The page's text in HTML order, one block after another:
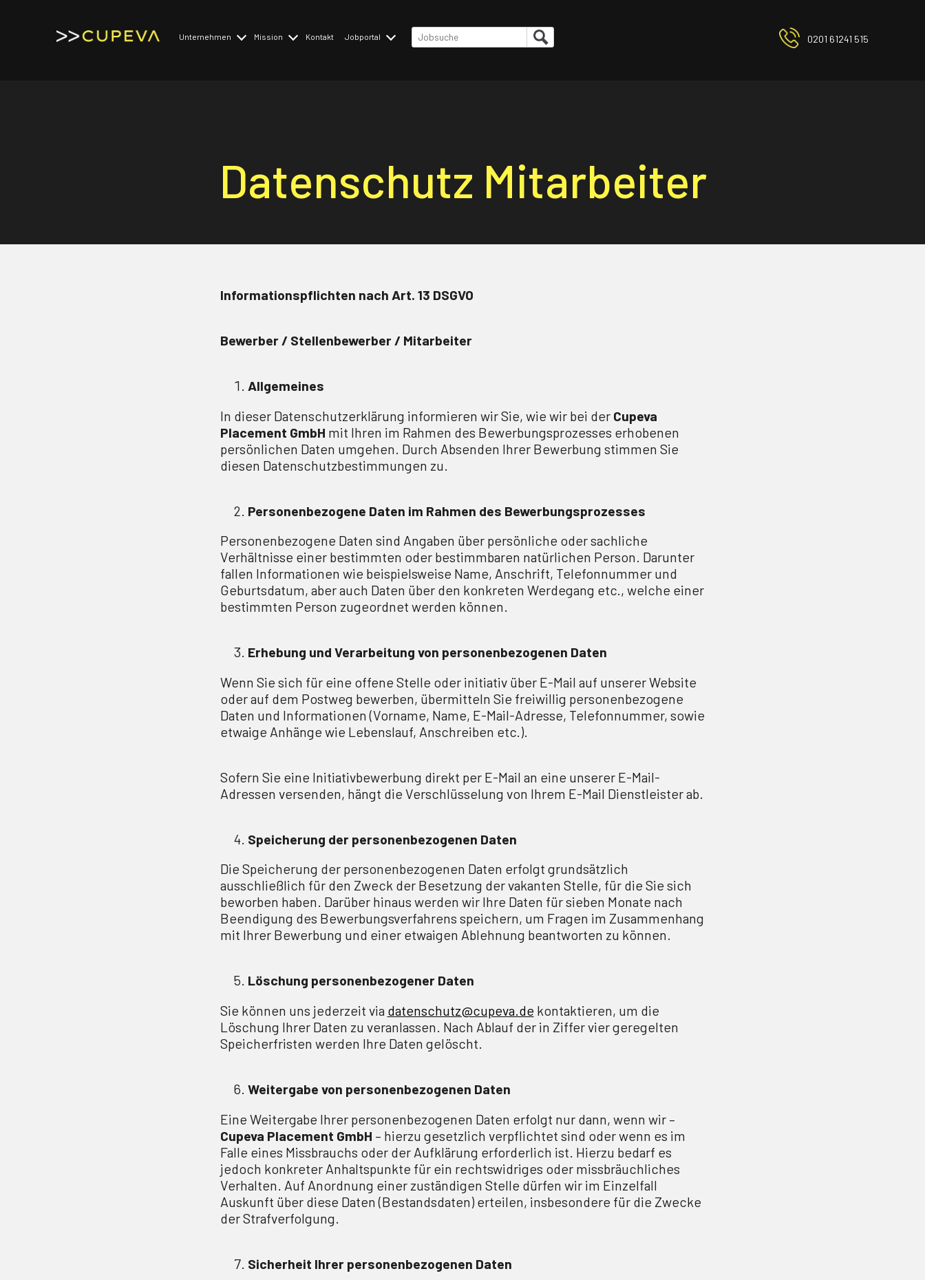
Unternehmen Mission Kontakt Jobportal 0201 61241 515
Datenschutz Mitarbeiter
Informationspflichten nach Art. 13 DSGVO
Bewerber / Stellenbewerber / Mitarbeiter
Allgemeines
In dieser Datenschutzerklärung informieren wir Sie, wie wir bei der Cupeva
Placement GmbH mit Ihren im Rahmen des Bewerbungsprozesses erhobenen
persönlichen Daten umgehen. Durch Absenden Ihrer Bewerbung stimmen Sie
diesen Datenschutzbestimmungen zu.
Personenbezogene Daten im Rahmen des Bewerbungsprozesses
Personenbezogene Daten sind Angaben über persönliche oder sachliche
Verhältnisse einer bestimmten oder bestimmbaren natürlichen Person. Darunter
fallen Informationen wie beispielsweise Name, Anschrift, Telefonnummer und
Geburtsdatum, aber auch Daten über den konkreten Werdegang etc., welche einer
bestimmten Person zugeordnet werden können.
Erhebung und Verarbeitung von personenbezogenen Daten
Wenn Sie sich für eine offene Stelle oder initiativ über E-Mail auf unserer Website
oder auf dem Postweg bewerben, übermitteln Sie freiwillig personenbezogene
Daten und Informationen (Vorname, Name, E-Mail-Adresse, Telefonnummer, sowie
etwaige Anhänge wie Lebenslauf, Anschreiben etc.).
Sofern Sie eine Initiativbewerbung direkt per E-Mail an eine unserer E-Mail-
Adressen versenden, hängt die Verschlüsselung von Ihrem E-Mail Dienstleister ab.
Speicherung der personenbezogenen Daten
Die Speicherung der personenbezogenen Daten erfolgt grundsätzlich
ausschließlich für den Zweck der Besetzung der vakanten Stelle, für die Sie sich
beworben haben. Darüber hinaus werden wir Ihre Daten für sieben Monate nach
Beendigung des Bewerbungsverfahrens speichern, um Fragen im Zusammenhang
mit Ihrer Bewerbung und einer etwaigen Ablehnung beantworten zu können.
Löschung personenbezogener Daten
Sie können uns jederzeit via datenschutz@cupeva.de kontaktieren, um die
Löschung Ihrer Daten zu veranlassen. Nach Ablauf der in Ziffer vier geregelten
Speicherfristen werden Ihre Daten gelöscht.
Weitergabe von personenbezogenen Daten
Eine Weitergabe Ihrer personenbezogenen Daten erfolgt nur dann, wenn wir –
Cupeva Placement GmbH – hierzu gesetzlich verpflichtet sind oder wenn es im
Falle eines Missbrauchs oder der Aufklärung erforderlich ist. Hierzu bedarf es
jedoch konkreter Anhaltspunkte für ein rechtswidriges oder missbräuchliches
Verhalten. Auf Anordnung einer zuständigen Stelle dürfen wir im Einzelfall
Auskunft über diese Daten (Bestandsdaten) erteilen, insbesondere für die Zwecke
der Strafverfolgung.
Sicherheit Ihrer personenbezogenen Daten